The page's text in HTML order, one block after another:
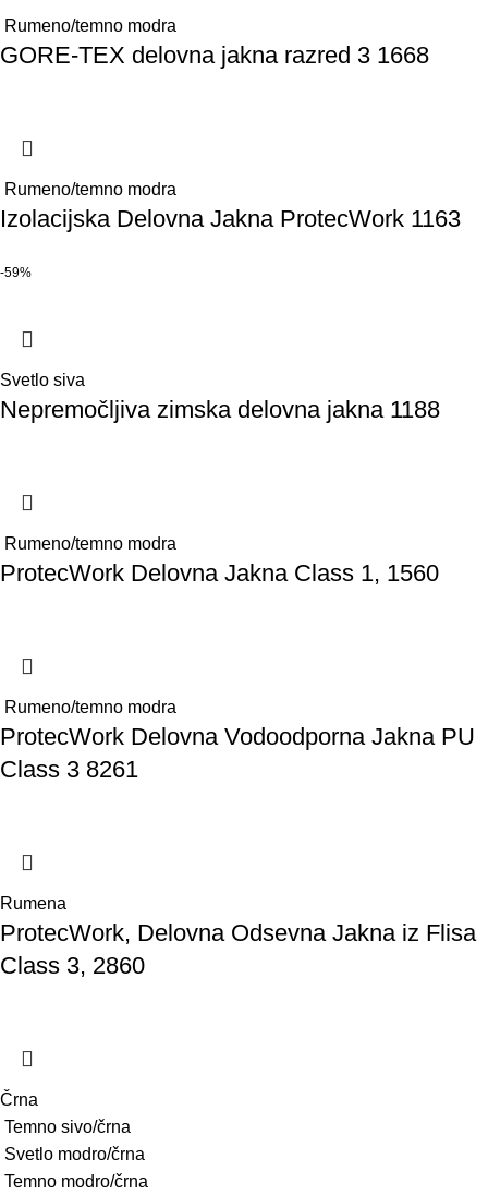
Rumeno/temno modra
GORE-TEX delovna jakna razred 3 1668
Rumeno/temno modra
Izolacijska Delovna Jakna ProtecWork 1163
-59%
Svetlo siva
Nepremočljiva zimska delovna jakna 1188
Rumeno/temno modra
ProtecWork Delovna Jakna Class 1, 1560
Rumeno/temno modra
ProtecWork Delovna Vodoodporna Jakna PU
Class 3 8261
Rumena
ProtecWork, Delovna Odsevna Jakna iz Flisa
Class 3, 2860
Črna
Temno sivo/črna
Svetlo modro/črna
Temno modro/črna